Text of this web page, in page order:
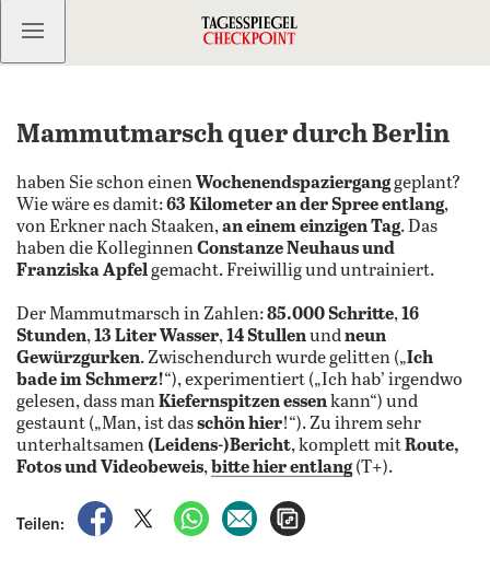
Kostenlos anmelden
Mammutmarsch quer durch Berlin
haben Sie schon einenWochenendspazierganggeplant?
Wie wäre es damit:63 Kilometer an der Spree entlang,
von Erkner nach Staaken,an einem einzigen Tag. Das
haben die KolleginnenConstanze Neuhaus und
Franziska Apfelgemacht. Freiwillig und untrainiert.
Der Mammutmarsch in Zahlen:85.000 Schritte,16
Stunden,13 Liter Wasser,14 Stullenundneun
Gewürzgurken. Zwischendurch wurde gelitten („Ich
bade im Schmerz!“), experimentiert („Ich hab’ irgendwo
gelesen, dass manKiefernspitzen essenkann“) und
gestaunt („Man, ist dasschön hier!“). Zu ihrem sehr
unterhaltsamen(Leidens-)Bericht, komplett mitRoute,
Fotos und Videobeweis, bitte hier entlang (T+).
Teilen:
auf Facebook teilen
auf X teilenper WhatsApp teilen
per E-Mail teilen